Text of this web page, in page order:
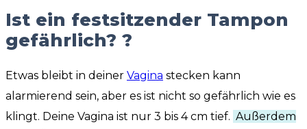
Ist ein festsitzender Tampon
gefährlich? ?
Etwas bleibt in deiner Vagina stecken kann
alarmierend sein, aber es ist nicht so gefährlich wie es
klingt. Deine Vagina ist nur 3 bis 4 cm tief. Außerdem